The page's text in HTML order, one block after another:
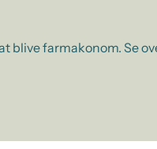
blive farmakonom. Se